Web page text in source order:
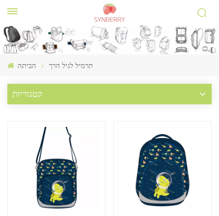
הביתה תרמיל לגיל הרך
קטגוריות